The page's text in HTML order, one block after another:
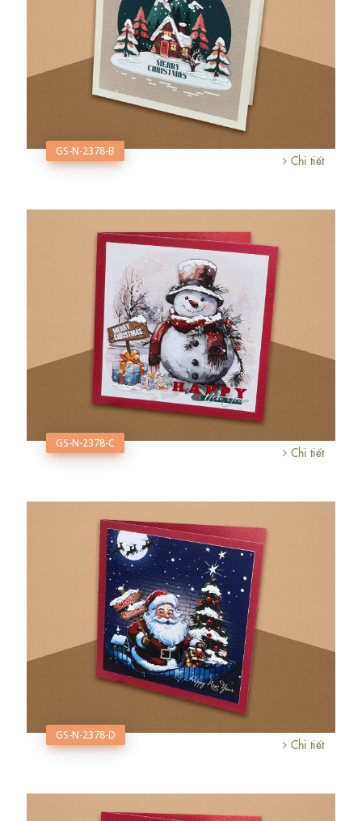
GS-N-2378-B
Chi tiết
GS-N-2378-C
Chi tiết
GS-N-2378-D
Chi tiết